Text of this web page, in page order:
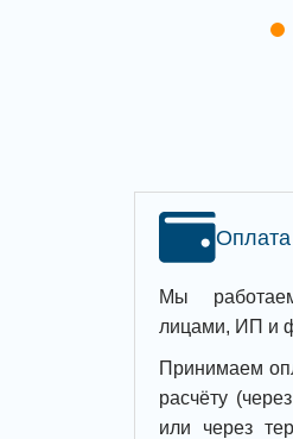
Оплата
Мы
лицами, ИП и
Принимаем
расчёту
или через